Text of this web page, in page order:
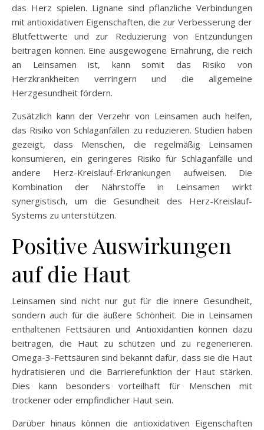
das Herz spielen. Lignane sind pflanzliche Verbindungen
mit antioxidativen Eigenschaften, die zur Verbesserung der
Blutfettwerte und zur Reduzierung von Entzündungen
beitragen können. Eine ausgewogene Ernährung, die reich
an Leinsamen ist, kann somit das Risiko von
Herzkrankheiten verringern und die allgemeine
Herzgesundheit fördern.
Zusätzlich kann der Verzehr von Leinsamen auch helfen,
das Risiko von Schlaganfällen zu reduzieren. Studien haben
gezeigt, dass Menschen, die regelmäßig Leinsamen
konsumieren, ein geringeres Risiko für Schlaganfälle und
andere Herz-Kreislauf-Erkrankungen aufweisen. Die
Kombination der Nährstoffe in Leinsamen wirkt
synergistisch, um die Gesundheit des Herz-Kreislauf-
Systems zu unterstützen.
Positive Auswirkungen
auf die Haut
Leinsamen sind nicht nur gut für die innere Gesundheit,
sondern auch für die äußere Schönheit. Die in Leinsamen
enthaltenen Fettsäuren und Antioxidantien können dazu
beitragen, die Haut zu schützen und zu regenerieren.
Omega-3-Fettsäuren sind bekannt dafür, dass sie die Haut
hydratisieren und die Barrierefunktion der Haut stärken.
Dies kann besonders vorteilhaft für Menschen mit
trockener oder empfindlicher Haut sein.
Darüber hinaus können die antioxidativen Eigenschaften